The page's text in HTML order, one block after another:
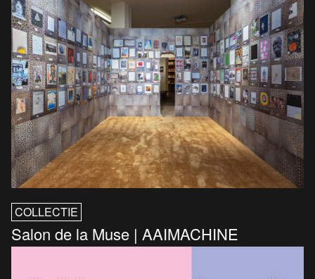
COLLECTIE
Salon de la Muse | AAIMACHINE